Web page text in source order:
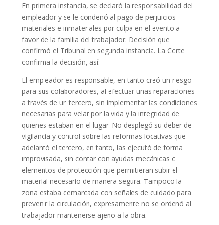
En primera instancia, se declaró la responsabilidad del
empleador y se le condenó al pago de perjuicios
materiales e inmateriales por culpa en el evento a
favor de la familia del trabajador. Decisión que
confirmó el Tribunal en segunda instancia. La Corte
confirma la decisión, así:
El empleador es responsable, en tanto creó un riesgo
para sus colaboradores, al efectuar unas reparaciones
a través de un tercero, sin implementar las condiciones
necesarias para velar por la vida y la integridad de
quienes estaban en el lugar. No desplegó su deber de
vigilancia y control sobre las reformas locativas que
adelantó el tercero, en tanto, las ejecutó de forma
improvisada, sin contar con ayudas mecánicas o
elementos de protección que permitieran subir el
material necesario de manera segura. Tampoco la
zona estaba demarcada con señales de cuidado para
prevenir la circulación, expresamente no se ordenó al
trabajador mantenerse ajeno a la obra.